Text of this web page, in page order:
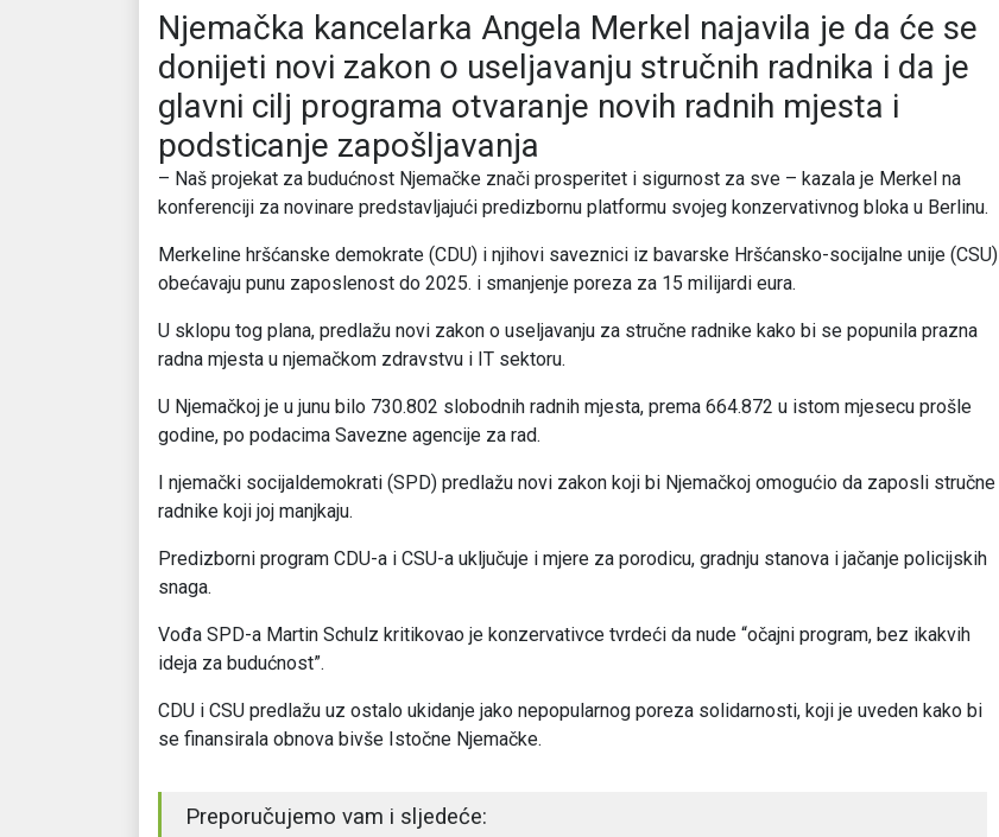
Njemačka kancelarka Angela Merkel najavila je da će se
donijeti novi zakon o useljavanju stručnih radnika i da je
glavni cilj programa otvaranje novih radnih mjesta i
podsticanje zapošljavanja
– Naš projekat za budućnost Njemačke znači prosperitet i sigurnost za sve – kazala je Merkel na
konferenciji za novinare predstavljajući predizbornu platformu svojeg konzervativnog bloka u Berlinu.
Merkeline hršćanske demokrate (CDU) i njihovi saveznici iz bavarske Hršćansko-socijalne unije (CSU)
obećavaju punu zaposlenost do 2025. i smanjenje poreza za 15 milijardi eura.
U sklopu tog plana, predlažu novi zakon o useljavanju za stručne radnike kako bi se popunila prazna
radna mjesta u njemačkom zdravstvu i IT sektoru.
U Njemačkoj je u junu bilo 730.802 slobodnih radnih mjesta, prema 664.872 u istom mjesecu prošle
godine, po podacima Savezne agencije za rad.
I njemački socijaldemokrati (SPD) predlažu novi zakon koji bi Njemačkoj omogućio da zaposli stručne
radnike koji joj manjkaju.
Predizborni program CDU-a i CSU-a uključuje i mjere za porodicu, gradnju stanova i jačanje policijskih
snaga.
Vođa SPD-a Martin Schulz kritikovao je konzervativce tvrdeći da nude “očajni program, bez ikakvih
ideja za budućnost”.
CDU i CSU predlažu uz ostalo ukidanje jako nepopularnog poreza solidarnosti, koji je uveden kako bi
se finansirala obnova bivše Istočne Njemačke.
Preporučujemo vam i sljedeće: